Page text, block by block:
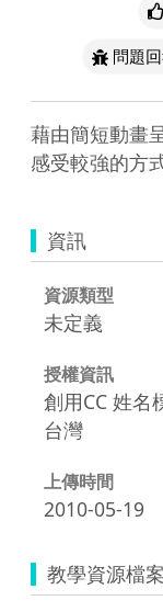
問題
藉由簡短動畫
感受較強的方
資訊
資源類型
未定義
授權資訊
創用CC 姓名
台灣
上傳時間
2010-05-19
教學資源檔